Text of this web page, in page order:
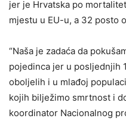
jer je Hrvatska po
mjestu u EU-u, a 32 posto
“Naša je zadaća da
pojedinca jer u posljednjih
oboljelih i u mlađoj
kojih bilježimo smrtnost i
koordinator Nacionalnog